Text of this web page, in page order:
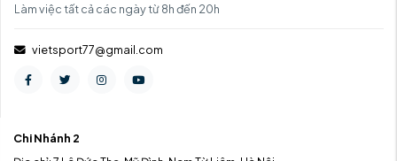
Làm việc tất cả các ngày từ 8h đến 20h
vietsport77@gmail.com
Chi Nhánh 2